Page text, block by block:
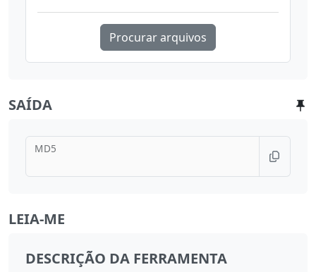
Procurar arquivos
SAÍDA
MD5
LEIA-ME
DESCRIÇÃO DA FERRAMENTA